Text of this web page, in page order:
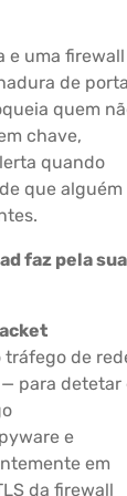
e uma firewall
de
quem
chave,
quando
que alguém
faz pela sua
tráfego de
para detetar
e
em
da firewall